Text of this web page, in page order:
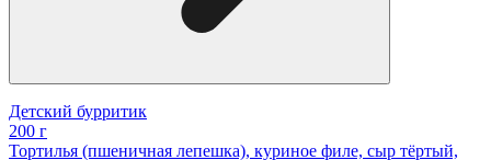
Детский бурритик
200 г
Тортилья (пшеничная лепешка), куриное филе, сыр тёртый,